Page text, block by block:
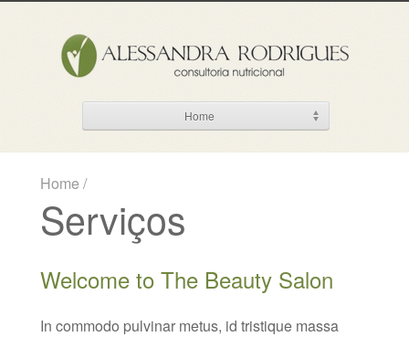
Home
Home /
Serviços
Welcome to The Beauty Salon
In commodo pulvinar metus, id tristique massa